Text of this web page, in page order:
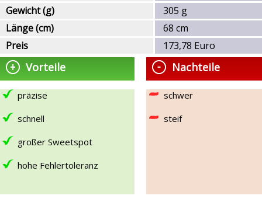
Gewicht (g)
305 g
Länge (cm)
68 cm
Preis
173,78 Euro
Vorteile
präzise
schnell
großer Sweetspot
hohe Fehlertoleranz
Nachteile
schwer
steif